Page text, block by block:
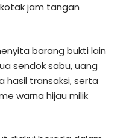
jam tangan
barang bukti lain
sendok sabu, uang
hasil transaksi, serta
warna hijau milik